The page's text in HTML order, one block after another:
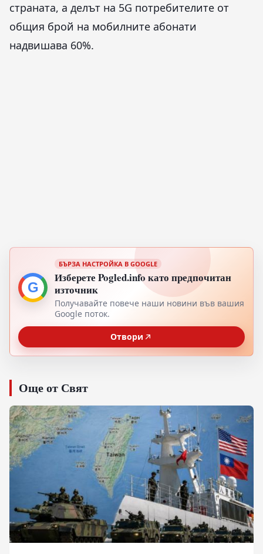
страната, а делът на 5G потребителите от
общия брой на мобилните абонати
надвишава 60%.
G
БЪРЗА НАСТРОЙКА В GOOGLE
Изберете Pogled.info като предпочитан
източник
Получавайте повече наши новини във вашия
Google поток.
Отвори
Още от Свят